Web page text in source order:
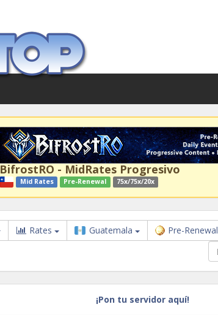
BifrostRO - MidRates Progresivo
Mid Rates Pre-Renewal 75x/75x/20x
Rates Guatemala Pre-Renewal
¡Pon tu servidor aquí!